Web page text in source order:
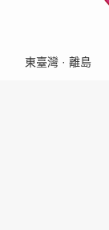
東臺灣 · 離島